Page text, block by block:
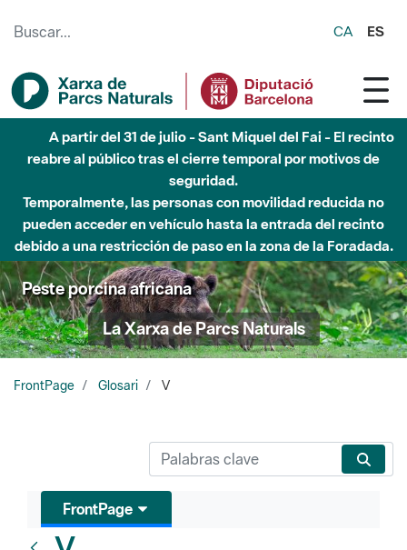
CA ES
A partir del 31 de julio - Sant Miquel del Fai - El recinto
reabre al público tras el cierre temporal por motivos de
seguridad.
Temporalmente, las personas con movilidad reducida no
pueden acceder en vehículo hasta la entrada del recinto
debido a una restricción de paso en la zona de la Foradada.
Peste porcina africana
La Xarxa de Parcs Naturals
FrontPage Glosari V
FrontPage